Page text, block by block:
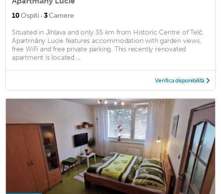
10Ospiti · 3Camere
Situated in Jihlava and only 35 km from Historic Centre of Telč,
Apartmány Lucie features accommodation with garden views,
free WiFi and free private parking. This recently renovated
apartment is located ...
Verifica disponibilità